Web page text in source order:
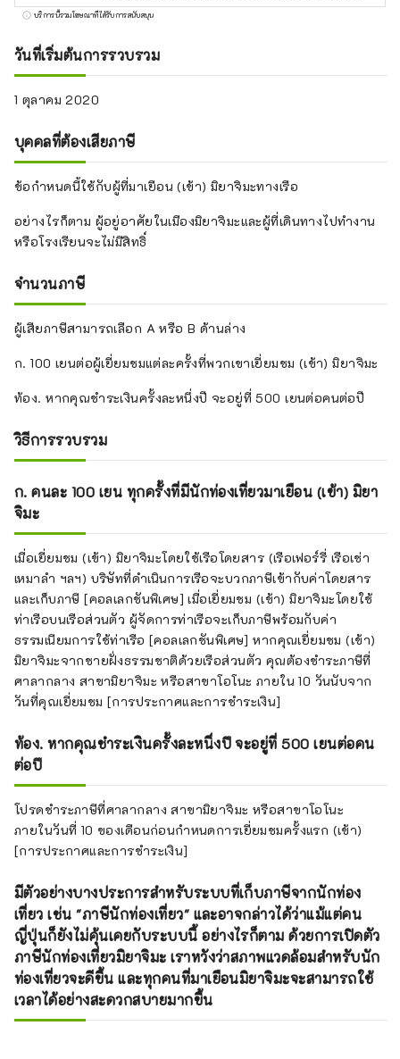
ในอ้อมแขนของทะเลและท้องฟ้า ลับประสาท
เพลิดเพลินกับเวลาของคุณที่ Itsukushima Iroha
ขอให้คุณพักผ่อนและมีความสุข
บริการนี้รวมโฆษณาที่ได้รับการสนับสนุน
วันที่เริ่มต้นการรวบรวม
1 ตุลาคม 2020
บุคคลที่ต้องเสียภาษี
ข้อกำหนดนี้ใช้กับผู้ที่มาเยือน (เข้า) มิยาจิมะทางเรือ
อย่างไรก็ตาม ผู้อยู่อาศัยในเมืองมิยาจิมะและผู้ที่เดินทางไปทำงาน
หรือโรงเรียนจะไม่มีสิทธิ์
จำนวนภาษี
ผู้เสียภาษีสามารถเลือก A หรือ B ด้านล่าง
ก. 100 เยนต่อผู้เยี่ยมชมแต่ละครั้งที่พวกเขาเยี่ยมชม (เข้า) มิยาจิมะ
ท้อง. หากคุณชำระเงินครั้งละหนึ่งปี จะอยู่ที่ 500 เยนต่อคนต่อปี
วิธีการรวบรวม
ก. คนละ 100 เยน ทุกครั้งที่มีนักท่องเที่ยวมาเยือน (เข้า) มิยา
จิมะ
เมื่อเยี่ยมชม (เข้า) มิยาจิมะโดยใช้เรือโดยสาร (เรือเฟอร์รี่ เรือเช่า
เหมาลำ ฯลฯ) บริษัทที่ดำเนินการเรือจะบวกภาษีเข้ากับค่าโดยสาร
และเก็บภาษี [คอลเลกชันพิเศษ] เมื่อเยี่ยมชม (เข้า) มิยาจิมะโดยใช้
ท่าเรือบนเรือส่วนตัว ผู้จัดการท่าเรือจะเก็บภาษีพร้อมกับค่า
ธรรมเนียมการใช้ท่าเรือ [คอลเลกชันพิเศษ] หากคุณเยี่ยมชม (เข้า)
มิยาจิมะจากชายฝั่งธรรมชาติด้วยเรือส่วนตัว คุณต้องชำระภาษีที่
ศาลากลาง สาขามิยาจิมะ หรือสาขาโอโนะ ภายใน 10 วันนับจาก
วันที่คุณเยี่ยมชม [การประกาศและการชำระเงิน]
ท้อง. หากคุณชำระเงินครั้งละหนึ่งปี จะอยู่ที่ 500 เยนต่อคน
ต่อปี
โปรดชำระภาษีที่ศาลากลาง สาขามิยาจิมะ หรือสาขาโอโนะ
ภายในวันที่ 10 ของเดือนก่อนกำหนดการเยี่ยมชมครั้งแรก (เข้า)
[การประกาศและการชำระเงิน]
มีตัวอย่างบางประการสำหรับระบบที่เก็บภาษีจากนักท่อง
เที่ยว เช่น "ภาษีนักท่องเที่ยว" และอาจกล่าวได้ว่าแม้แต่คน
ญี่ปุ่นก็ยังไม่คุ้นเคยกับระบบนี้ อย่างไรก็ตาม ด้วยการเปิดตัว
ภาษีนักท่องเที่ยวมิยาจิมะ เราหวังว่าสภาพแวดล้อมสำหรับนัก
ท่องเที่ยวจะดีขึ้น และทุกคนที่มาเยือนมิยาจิมะจะสามารถใช้
เวลาได้อย่างสะดวกสบายมากขึ้น